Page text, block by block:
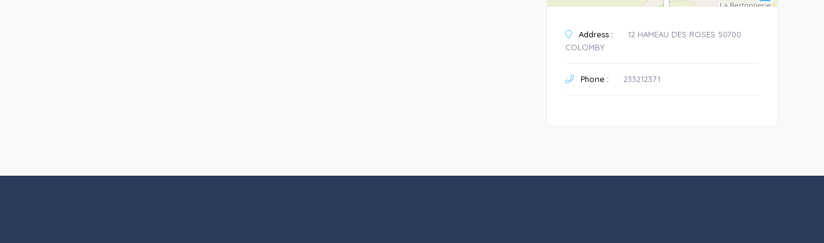
Address :
12 HAMEAU DES ROSES 50700
COLOMBY
Phone : 233212371